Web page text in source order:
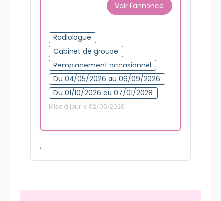
Voir l'annonce
Radiologue
Cabinet de groupe
Remplacement occasionnel
Du 04/05/2026 au 06/09/2026
Du 01/10/2026 au 07/01/2028
Mise à jour le 02/05/2026
;